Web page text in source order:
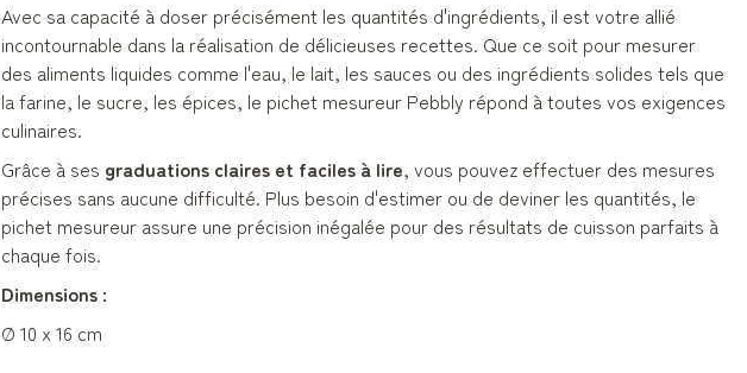
Avec sa capacité à doser précisément les quantités d'ingrédients, il est votre allié
incontournable dans la réalisation de délicieuses recettes. Que ce soit pour mesurer
des aliments liquides comme l'eau, le lait, les sauces ou des ingrédients solides tels que
la farine, le sucre, les épices, le pichet mesureur Pebbly répond à toutes vos exigences
culinaires.
Grâce à ses graduations claires et faciles à lire, vous pouvez effectuer des mesures
précises sans aucune difficulté. Plus besoin d'estimer ou de deviner les quantités, le
pichet mesureur assure une précision inégalée pour des résultats de cuisson parfaits à
chaque fois.
Dimensions :
Ø 10 x 16 cm